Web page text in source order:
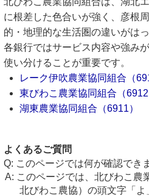
に根差した色合いが強く、彦根
的・地理的な生活圏の違いがは
各銀行ではサービス内容や強み
使い分けることが重要です。
レーク伊吹農業協同組合（
東びわこ農業協同組合（6912
湖東農業協同組合（6911）
よくあるご質問
このページでは何が確認でき
このページでは、北びわこ農
北びわこ農協）の頭文字「